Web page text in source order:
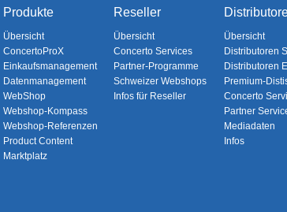
Produkte
Übersicht
ConcertoProX
Einkaufsmanagement
Datenmanagement
WebShop
Webshop-Kompass
Webshop-Referenzen
Product Content
Marktplatz
Reseller
Übersicht
Concerto Services
Partner-Programme
Schweizer Webshops
Infos für Reseller
Übersicht
Distributoren
Distributoren
Premium-
Concerto
Partner
Mediadaten
Infos